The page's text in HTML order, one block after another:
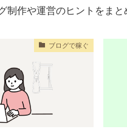
制作や運営のヒントをまと
ブログで稼ぐ